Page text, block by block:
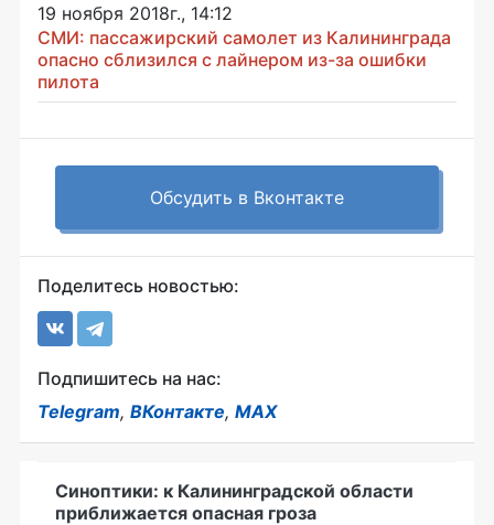
19 ноября 2018г., 14:12
СМИ: пассажирский самолет из Калининграда
опасно сблизился с лайнером из-за ошибки
пилота
Обсудить в Вконтакте
Поделитесь новостью:
Подпишитесь на нас:
Telegram, ВКонтакте, MAX
Синоптики: к Калининградской области
приближается опасная гроза